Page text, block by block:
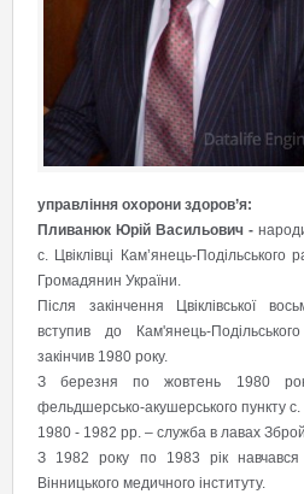
управління охорони здоров’я:
Пливанюк Юрій Васильович -н
с. Цвіклівці Кам’янець-Подільського
Громадянин України.
Після закінчення Цвіклівської
вступив до Кам'янець-
закінчив 1980 року.
З березня по жовтень 1980
фельдшерсько-акушерського пункту с.
1980 - 1982 рр. – служба в лавах
З 1982 року по 1983 рік навчався
Вінницького медичного інституту.